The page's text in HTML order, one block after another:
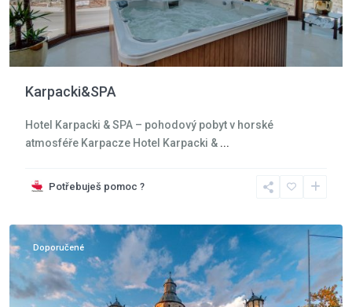
Karpacki&SPA
Hotel Karpacki & SPA – pohodový pobyt v horské
atmosféře Karpacze Hotel Karpacki & ...
Potřebuješ pomoc ?
Jizerské
Doporučené